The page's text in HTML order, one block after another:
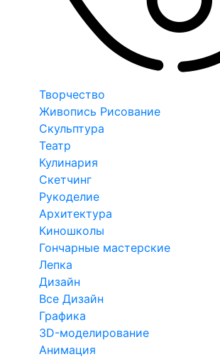
Творчество
Живопись Рисование
Скульптура
Театр
Кулинария
Скетчинг
Рукоделие
Архитектура
Киношколы
Гончарные мастерские
Лепка
Дизайн
Все Дизайн
Графика
3D-моделирование
Анимация